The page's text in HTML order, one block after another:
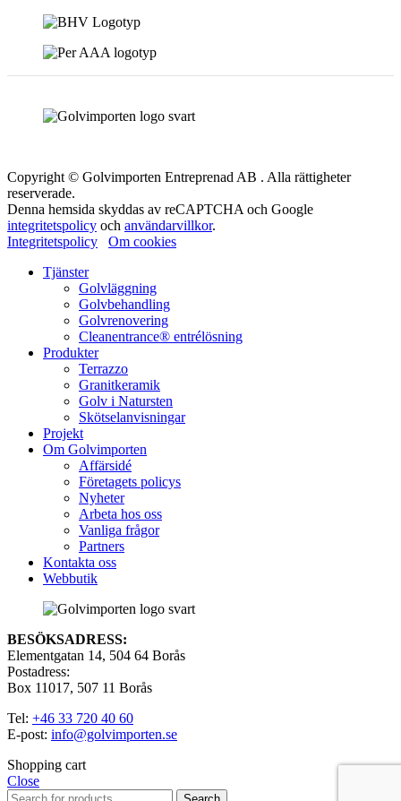
Copyright © Golvimporten Entreprenad AB . Alla rättigheter
reserverade.
Denna hemsida skyddas av reCAPTCHA och Google
integritetspolicy och användarvillkor.
Integritetspolicy
Om cookies
Tjänster
Golvläggning
Golvbehandling
Golvrenovering
Cleanentrance® entrélösning
Produkter
Terrazzo
Granitkeramik
Golv i Natursten
Skötselanvisningar
Projekt
Om Golvimporten
Affärsidé
Företagets policys
Nyheter
Arbeta hos oss
Vanliga frågor
Partners
Kontakta oss
Webbutik
BESÖKSADRESS:
Elementgatan 14, 504 64 Borås
Postadress:
Box 11017, 507 11 Borås
Tel: +46 33 720 40 60
E-post: info@golvimporten.se
Shopping cart
Close